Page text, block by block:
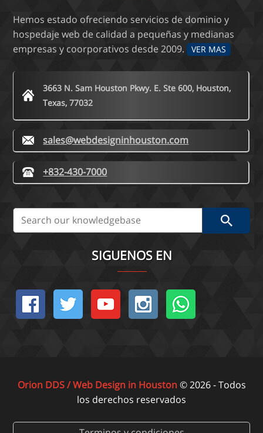
Hemos estado ofreciendo servicios de dominio y
hospedaje web de calidad a pequeñas y medianas
empresas y coorporativos desde 2009. VER MAS
3663 N. Sam Houston Pkwy. E. Ste 600, Houston,
Texas, 77032
sales@webdesigninhouston.com
+832-430-7000
SIGUENOS EN
Orion DDS / Web Design in Houston© 2026 - Todos
los derechos reservados